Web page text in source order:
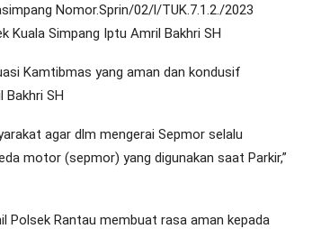
Nomor.Sprin/02/l/TUK.7.1.2./2023
Kuala Simpang Iptu Amril Bakhri SH
Kamtibmas yang aman dan kondusif
Bakhri SH
agar dlm mengerai Sepmor selalu
motor (sepmor) yang digunakan saat Parkir,”
Polsek Rantau membuat rasa aman kepada